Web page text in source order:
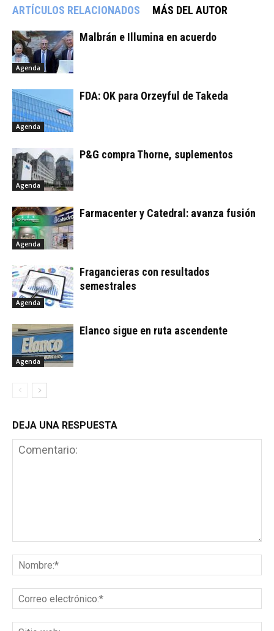
ARTÍCULOS RELACIONADOS MÁS DEL AUTOR
Agenda
Malbrán e Illumina en acuerdo
Agenda
FDA: OK para Orzeyful de Takeda
Agenda
P&G compra Thorne, suplementos
Agenda
Farmacenter y Catedral: avanza fusión
Agenda
Fragancieras con resultados
semestrales
Agenda
Elanco sigue en ruta ascendente
DEJA UNA RESPUESTA